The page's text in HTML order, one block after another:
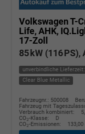
Volkswagen T-
Life, AHK,
17-Zoll
85 kW (116
unverbindliche Lieferzeit:
Clear Blue Metallic
Fahrzeugnr.: 500008
Fahrzeug mit
Verbrauch kombiniert:
CO2-Klasse:
D
CO2-Emissionen: